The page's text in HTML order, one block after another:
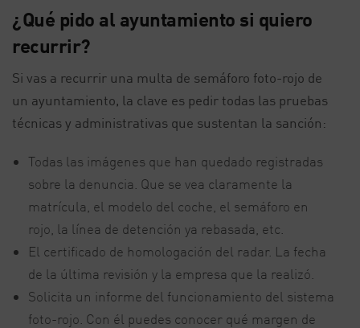
¿Qué pido al ayuntamiento si quiero
recurrir?
Si vas a recurrir una multa de semáforo foto-rojo de
un ayuntamiento, la clave es pedir todas las pruebas
técnicas y administrativas que sustentan la sanción:
Todas las imágenes que han quedado registradas
sobre la denuncia. Que se vea claramente la
matrícula, el modelo del coche, el semáforo en
rojo, la línea de detención ya rebasada, etc.
El certificado de homologación del radar. La fecha
de la última revisión y la empresa que la realizó.
Solicita un informe del funcionamiento del sistema
foto-rojo. Con él puedes conocer qué margen de